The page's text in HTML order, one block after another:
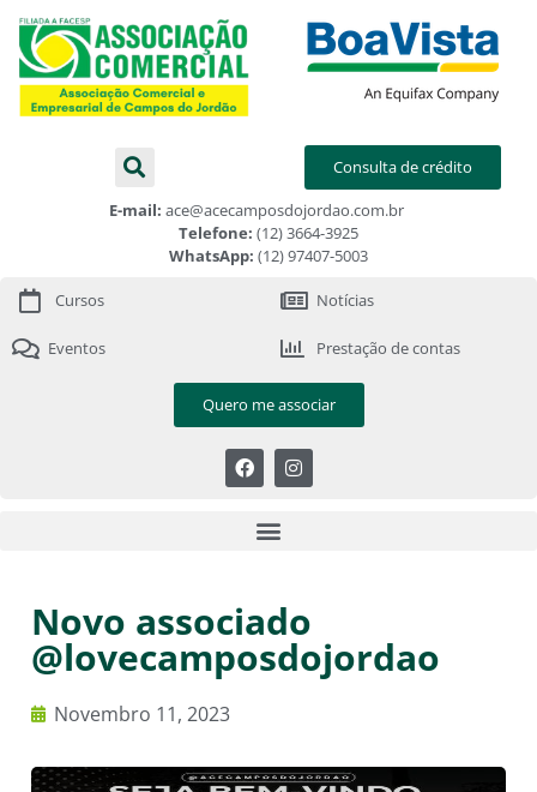
Consulta de crédito
E-mail: ace@acecamposdojordao.com.br
Telefone: (12) 3664-3925
WhatsApp: (12) 97407-5003
Cursos Notícias
Eventos Prestação de contas
Quero me associar
Novo associado
@lovecamposdojordao
Novembro 11, 2023